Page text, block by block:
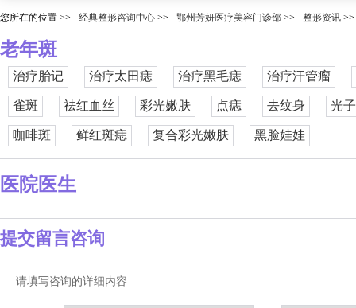
您所在的位置 >> 经典整形咨询中心 >> 鄂州芳妍医疗美容门诊部 >> 整形资讯 >>
老年斑
治疗胎记 治疗太田痣 治疗黑毛痣 治疗汗管瘤
雀斑 祛红血丝 彩光嫩肤 点痣 去纹身 光
咖啡斑 鲜红斑痣 复合彩光嫩肤 黑脸娃娃
医院医生
提交留言咨询
请填写咨询的详细内容